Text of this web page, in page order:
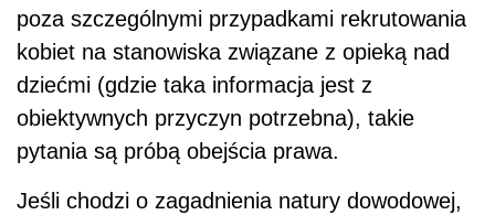
poza szczególnymi przypadkami rekrutowania
kobiet na stanowiska związane z opieką nad
dziećmi (gdzie taka informacja jest z
obiektywnych przyczyn potrzebna), takie
pytania są próbą obejścia prawa.
Jeśli chodzi o zagadnienia natury dowodowej,